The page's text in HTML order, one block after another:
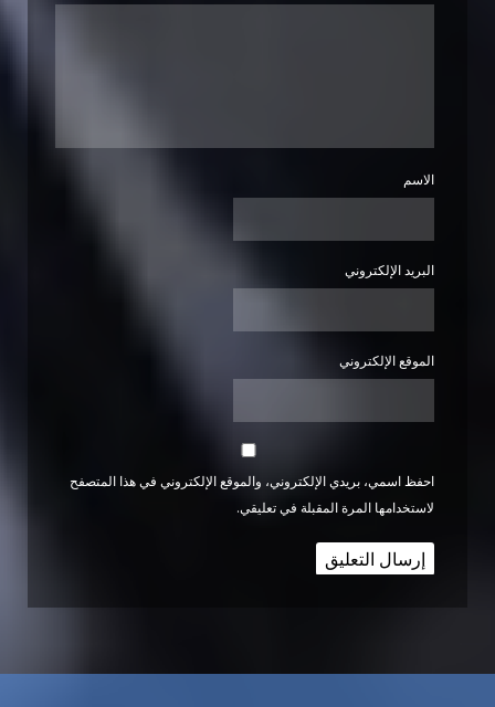
الاسم
البريد الإلكتروني
الموقع الإلكتروني
احفظ اسمي، بريدي الإلكتروني، والموقع الإلكتروني في هذا المتصفح
لاستخدامها المرة المقبلة في تعليقي.